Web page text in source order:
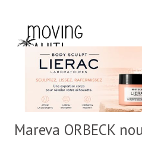
Mareva ORBECK